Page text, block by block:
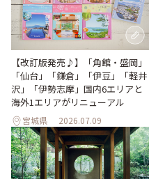
【改訂版発売♪】「角館・盛岡」
「仙台」「鎌倉」「伊豆」「軽井
沢」「伊勢志摩」国内6エリアと
海外1エリアがリニューアル
宮城県 2026.07.09